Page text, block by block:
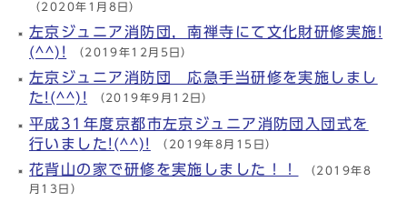
（2020年1月8日）
左京ジュニア消防団，南禅寺にて文化財研修実施!
(^^)! （2019年12月5日）
左京ジュニア消防団 応急手当研修を実施しまし
た!(^^)! （2019年9月12日）
平成31年度京都市左京ジュニア消防団入団式を
行いました!(^^)! （2019年8月15日）
花背山の家で研修を実施しました！！ （2019年8
月13日）